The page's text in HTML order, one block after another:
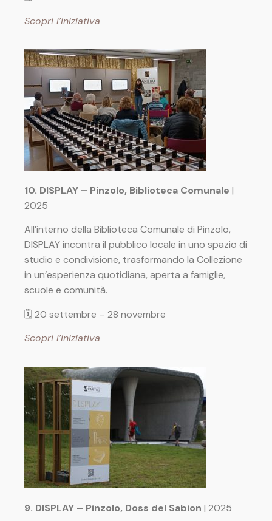
Scopri l’iniziativa
10. DISPLAY – Pinzolo, Biblioteca Comunale |
2025
All’interno della Biblioteca Comunale di Pinzolo,
DISPLAY incontra il pubblico locale in uno spazio di
studio e condivisione, trasformando la Collezione
in un’esperienza quotidiana, aperta a famiglie,
scuole e comunità.
🗓 20 settembre – 28 novembre
Scopri l’iniziativa
9. DISPLAY – Pinzolo, Doss del Sabion | 2025